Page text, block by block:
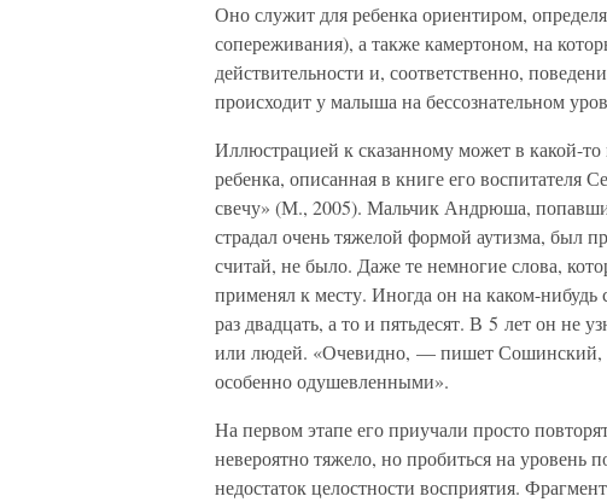
Оно служит для ребенка ориентиром,
сопереживания), а также камертоном, на
действительности и, соответственно,
происходит у малыша на бессознательном
Иллюстрацией к сказанному может в какой-
ребенка, описанная в книге его воспитателя
свечу» (М., 2005). Мальчик Андрюша,
страдал очень тяжелой формой аутизма, был
считай, не было. Даже те немногие слова,
применял к месту. Иногда он на каком-нибудь
раз двадцать, а то и пятьдесят. В 5 лет он не
или людей. «Очевидно, — пишет Сошинский,
особенно одушевленными».
На первом этапе его приучали просто
невероятно тяжело, но пробиться на уровень
недостаток целостности восприятия.